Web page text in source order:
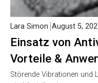
Einsatz von
Vorteile &
Lara Simon August 5,
Störende Vibrationen und